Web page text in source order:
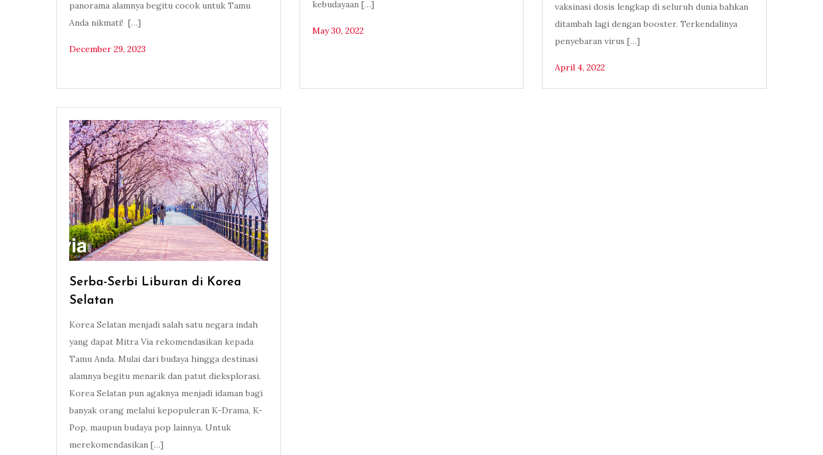
panorama alamnya begitu cocok untuk Tamu
Anda nikmati! […]
December 29, 2023
kebudayaan […]
May 30, 2022
vaksinasi dosis lengkap di seluruh dunia bahkan
ditambah lagi dengan booster. Terkendalinya
penyebaran virus […]
April 4, 2022
Serba-Serbi Liburan di Korea
Selatan
Korea Selatan menjadi salah satu negara indah
yang dapat Mitra Via rekomendasikan kepada
Tamu Anda. Mulai dari budaya hingga destinasi
alamnya begitu menarik dan patut dieksplorasi.
Korea Selatan pun agaknya menjadi idaman bagi
banyak orang melalui kepopuleran K-Drama, K-
Pop, maupun budaya pop lainnya. Untuk
merekomendasikan […]